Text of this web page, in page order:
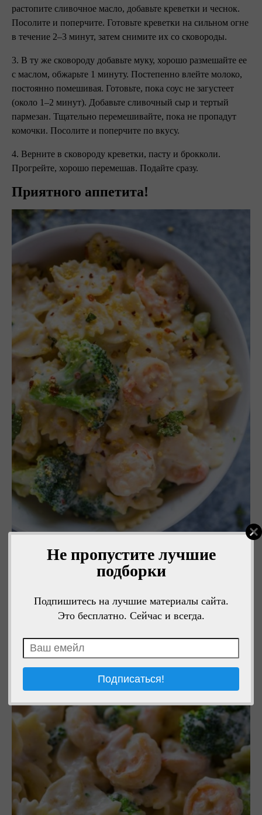
Не пропустите лучшие
подборки
Подпишитесь на лучшие материалы сайта.
Это бесплатно. Сейчас и всегда.
растопите сливочное масло, добавьте креветки и чеснок.
Посолите и поперчите. Готовьте креветки на сильном огне
в течение 2–3 минут, затем снимите их со сковороды.
3. В ту же сковороду добавьте муку, хорошо размешайте ее
с маслом, обжарьте 1 минуту. Постепенно влейте молоко,
постоянно помешивая. Готовьте, пока соус не загустеет
(около 1–2 минут). Добавьте сливочный сыр и тертый
пармезан. Тщательно перемешивайте, пока не пропадут
комочки. Посолите и поперчите по вкусу.
4. Верните в сковороду креветки, пасту и брокколи.
Прогрейте, хорошо перемешав. Подайте сразу.
Приятного аппетита!